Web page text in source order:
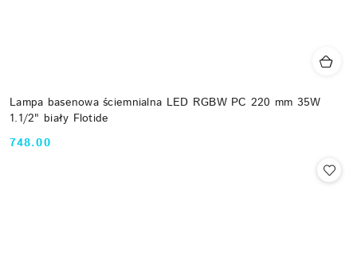
Lampa basenowa ściemnialna LED RGBW PC 220 mm 35W
1.1/2" biały Flotide
Cena:
748.00